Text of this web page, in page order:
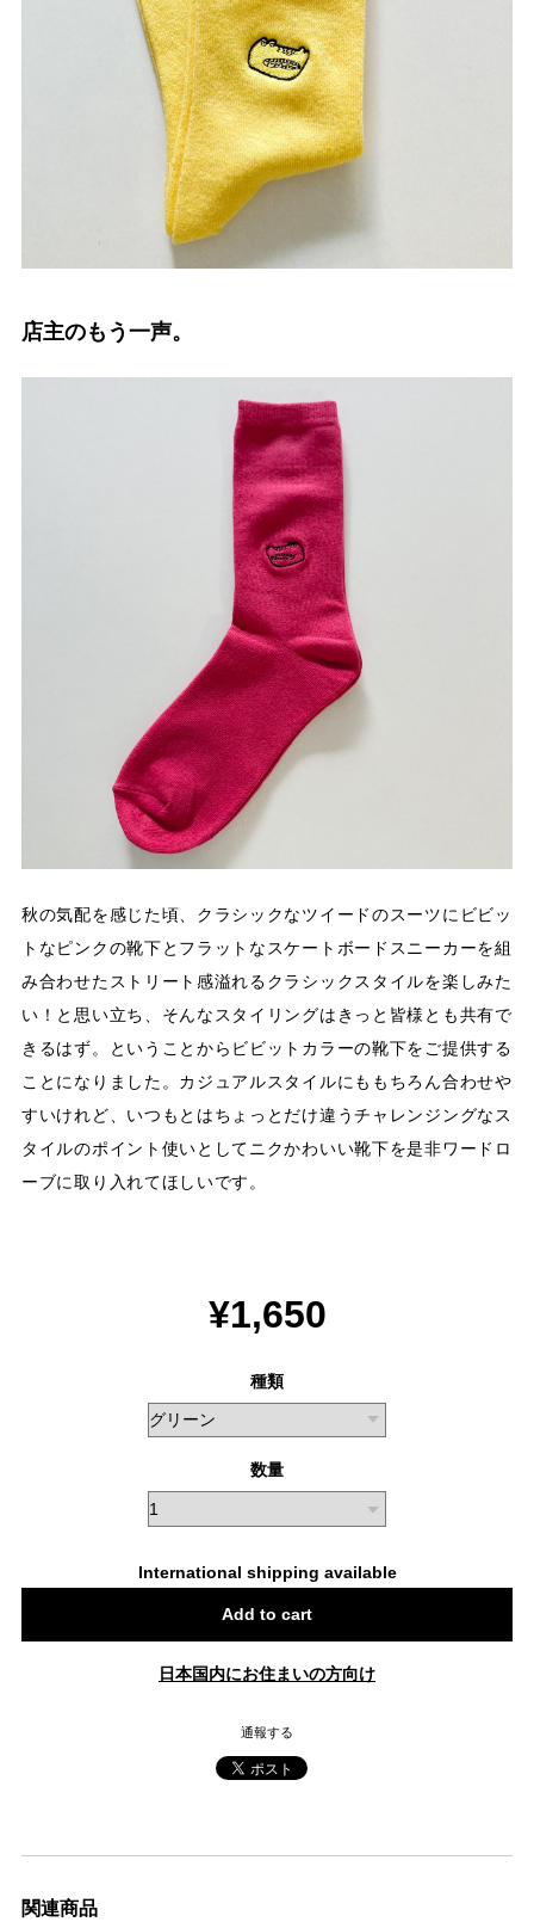
店主のもう一声。
秋の気配を感じた頃、クラシックなツイードのスーツにビビッ
トなピンクの靴下とフラットなスケートボードスニーカーを組
み合わせたストリート感溢れるクラシックスタイルを楽しみた
い！と思い立ち、そんなスタイリングはきっと皆様とも共有で
きるはず。ということからビビットカラーの靴下をご提供する
ことになりました。カジュアルスタイルにももちろん合わせや
すいけれど、いつもとはちょっとだけ違うチャレンジングなス
タイルのポイント使いとしてニクかわいい靴下を是非ワードロ
ーブに取り入れてほしいです。
¥1,650
種類
数量
International shipping available
Add to cart
日本国内にお住まいの方向け
通報する
関連商品